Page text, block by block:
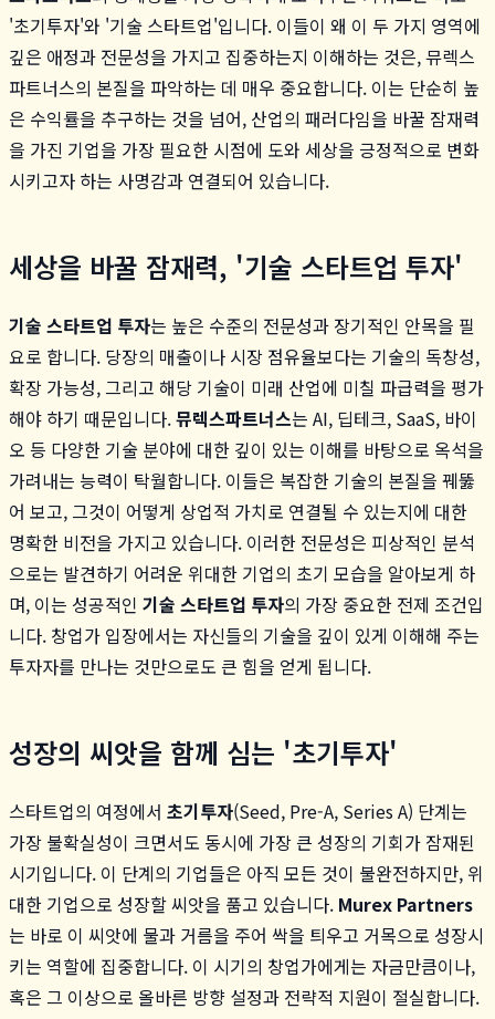
'초기투자'와 '기술 스타트업'입니다. 이들이 왜 이 두 가지 영역에
깊은 애정과 전문성을 가지고 집중하는지 이해하는 것은, 뮤렉스
파트너스의 본질을 파악하는 데 매우 중요합니다. 이는 단순히 높
은 수익률을 추구하는 것을 넘어, 산업의 패러다임을 바꿀 잠재력
을 가진 기업을 가장 필요한 시점에 도와 세상을 긍정적으로 변화
시키고자 하는 사명감과 연결되어 있습니다.
세상을 바꿀 잠재력, '기술 스타트업 투자'
기술 스타트업 투자는 높은 수준의 전문성과 장기적인 안목을 필
요로 합니다. 당장의 매출이나 시장 점유율보다는 기술의 독창성,
확장 가능성, 그리고 해당 기술이 미래 산업에 미칠 파급력을 평가
해야 하기 때문입니다.뮤렉스파트너스는 AI, 딥테크, SaaS, 바이
오 등 다양한 기술 분야에 대한 깊이 있는 이해를 바탕으로 옥석을
가려내는 능력이 탁월합니다. 이들은 복잡한 기술의 본질을 꿰뚫
어 보고, 그것이 어떻게 상업적 가치로 연결될 수 있는지에 대한
명확한 비전을 가지고 있습니다. 이러한 전문성은 피상적인 분석
으로는 발견하기 어려운 위대한 기업의 초기 모습을 알아보게 하
며, 이는 성공적인 기술 스타트업 투자의 가장 중요한 전제 조건입
니다. 창업가 입장에서는 자신들의 기술을 깊이 있게 이해해 주는
투자자를 만나는 것만으로도 큰 힘을 얻게 됩니다.
성장의 씨앗을 함께 심는 '초기투자'
스타트업의 여정에서 초기투자(Seed, Pre-A, Series A) 단계는
가장 불확실성이 크면서도 동시에 가장 큰 성장의 기회가 잠재된
시기입니다. 이 단계의 기업들은 아직 모든 것이 불완전하지만, 위
대한 기업으로 성장할 씨앗을 품고 있습니다. Murex Partners
는 바로 이 씨앗에 물과 거름을 주어 싹을 틔우고 거목으로 성장시
키는 역할에 집중합니다. 이 시기의 창업가에게는 자금만큼이나,
혹은 그 이상으로 올바른 방향 설정과 전략적 지원이 절실합니다.